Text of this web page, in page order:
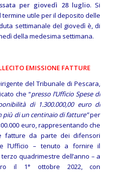
per giovedì 28 luglio. Si
termine utile per il deposito delle
settimanale del giovedì è, di
della medesima settimana.
EMISSIONE FATTURE
del Tribunale di Pescara,
che “presso l’Ufficio Spese di
di 1.300.000,00 euro di
più di un centinaio di fatture”per
euro, rappresentando che
fatture da parte dei difensori
l’Ufficio – tenuto a fornire il
quadrimestre dell’anno – a
il 1° ottobre 2022, con